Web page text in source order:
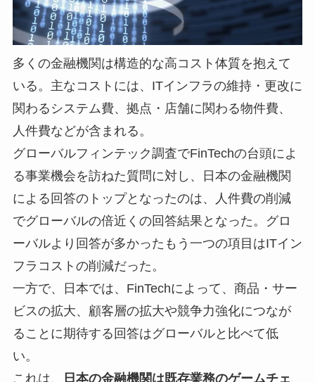
多くの金融機関は構造的な高コスト体質を抱えて
いる。主なコストには、ITインフラの維持・更改に
関わるシステム費、拠点・店舗に関わる物件費、
人件費などが含まれる。
グローバルフィンテック調査でFinTechの台頭によ
る事業機会を訪ねた質問に対し、日本の金融機関
による回答のトップとなったのは、人件費の削減
でグローバルの倍近くの回答結果となった。グロ
ーバルより回答が多かったもう一つの項目はITイン
フラコストの削減だった。
一方で、日本では、FinTechによって、商品・サー
ビスの拡大、顧客層の拡大や競争力強化につなが
ることに期待する回答はグローバルと比べて低
い。
これは、
日本の金融機関は既存業務のゲームチェ